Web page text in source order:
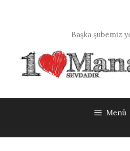
Başka şubemiz
Menü